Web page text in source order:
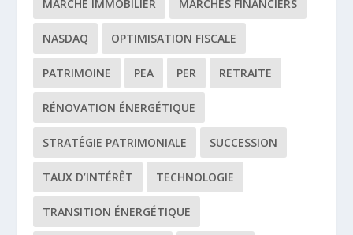
MARCHÉ IMMOBILIER MARCHÉS FINANCIERS
NASDAQ OPTIMISATION FISCALE
PATRIMOINE PEA PER RETRAITE
RÉNOVATION ÉNERGÉTIQUE
STRATÉGIE PATRIMONIALE SUCCESSION
TAUX D’INTÉRÊT TECHNOLOGIE
TRANSITION ÉNERGÉTIQUE